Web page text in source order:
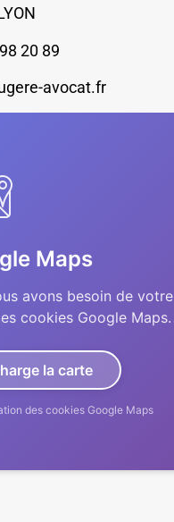
20 89
avocat.fr
Maps
avons besoin de votre
cookies Google Maps.
la carte
des cookies Google Maps